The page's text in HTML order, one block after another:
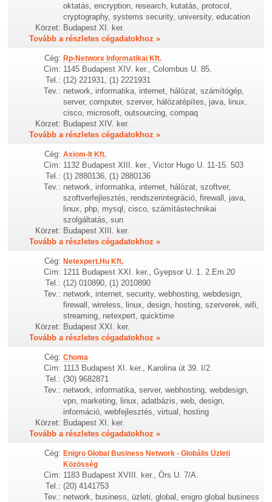
oktatás, encryption, research, kutatás, protocol,
cryptography, systems security, university, education
Körzet: Budapest XI. ker.
Tovább a részletes cégadatokhoz »
Cég: Rp-Networx Informatikai Kft.
Cím: 1145 Budapest XIV. ker., Colombus U. 85.
Tel.: (12) 221931, (1) 2221931
Tev.: network, informatika, internet, hálózat, számítógép,
server, computer, szerver, hálózatépítes, java, linux,
cisco, microsoft, outsourcing, compaq
Körzet: Budapest XIV. ker.
Tovább a részletes cégadatokhoz »
Cég: Axiom-It Kft.
Cím: 1132 Budapest XIII. ker., Victor Hugo U. 11-15. 503
Tel.: (1) 2880136, (1) 2880136
Tev.: network, informatika, internet, hálózat, szoftver,
szoftverfejlesztés, rendszerintegráció, firewall, java,
linux, php, mysql, cisco, számítástechnikai
szolgáltatás, sun
Körzet: Budapest XIII. ker.
Tovább a részletes cégadatokhoz »
Cég: Netexpert.Hu Kft.
Cím: 1211 Budapest XXI. ker., Gyepsor U. 1. 2.Em.20
Tel.: (12) 010890, (1) 2010890
Tev.: network, internet, security, webhosting, webdesign,
firewall, wireless, linux, design, hosting, szerverek, wifi,
streaming, netexpert, quicktime
Körzet: Budapest XXI. ker.
Tovább a részletes cégadatokhoz »
Cég: Choma
Cím: 1113 Budapest XI. ker., Karolina út 39. I/2.
Tel.: (30) 9682871
Tev.: network, informatika, server, webhosting, webdesign,
vpn, marketing, linux, adatbázis, web, design,
információ, webfejlesztés, virtual, hosting
Körzet: Budapest XI. ker.
Tovább a részletes cégadatokhoz »
Cég: Enigro Global Business Network - Globális Üzleti
Közösség
Cím: 1183 Budapest XVIII. ker., Örs U. 7/A.
Tel.: (20) 4141753
Tev.: network, business, üzleti, global, enigro global business